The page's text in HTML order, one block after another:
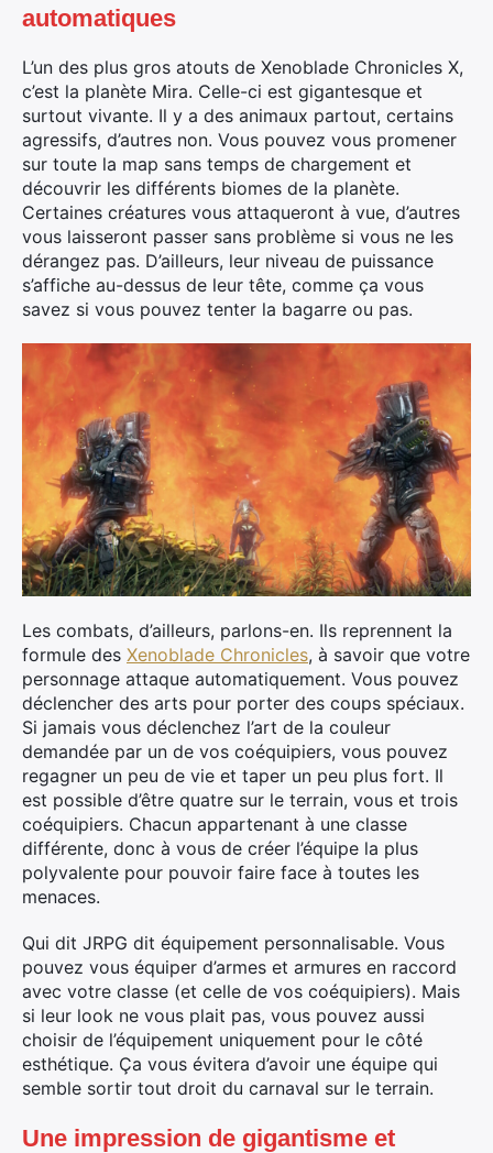
automatiques
L’un des plus gros atouts de Xenoblade Chronicles X,
c’est la planète Mira. Celle-ci est gigantesque et
surtout vivante. Il y a des animaux partout, certains
agressifs, d’autres non. Vous pouvez vous promener
sur toute la map sans temps de chargement et
découvrir les différents biomes de la planète.
Certaines créatures vous attaqueront à vue, d’autres
vous laisseront passer sans problème si vous ne les
dérangez pas. D’ailleurs, leur niveau de puissance
s’affiche au-dessus de leur tête, comme ça vous
savez si vous pouvez tenter la bagarre ou pas.
Les combats, d’ailleurs, parlons-en. Ils reprennent la
formule des Xenoblade Chronicles, à savoir que votre
personnage attaque automatiquement. Vous pouvez
déclencher des arts pour porter des coups spéciaux.
Si jamais vous déclenchez l’art de la couleur
demandée par un de vos coéquipiers, vous pouvez
regagner un peu de vie et taper un peu plus fort. Il
est possible d’être quatre sur le terrain, vous et trois
coéquipiers. Chacun appartenant à une classe
différente, donc à vous de créer l’équipe la plus
polyvalente pour pouvoir faire face à toutes les
menaces.
Qui dit JRPG dit équipement personnalisable. Vous
pouvez vous équiper d’armes et armures en raccord
avec votre classe (et celle de vos coéquipiers). Mais
si leur look ne vous plait pas, vous pouvez aussi
choisir de l’équipement uniquement pour le côté
esthétique. Ça vous évitera d’avoir une équipe qui
semble sortir tout droit du carnaval sur le terrain.
Une impression de gigantisme et